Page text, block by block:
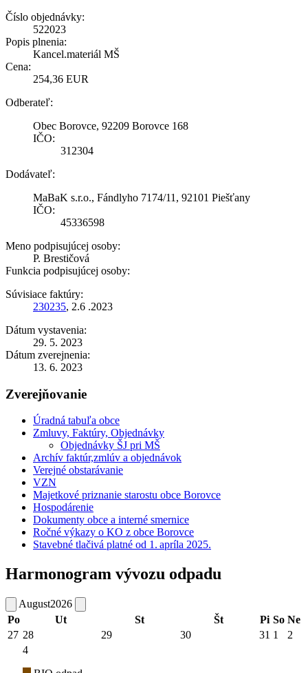
Číslo objednávky:
522023
Popis plnenia:
Kancel.materiál MŠ
Cena:
254,36 EUR
Odberateľ:
Obec Borovce, 92209 Borovce 168
IČO:
312304
Dodávateľ:
MaBaK s.r.o., Fándlyho 7174/11, 92101 Piešťany
IČO:
45336598
Meno podpisujúcej osoby:
P. Brestičová
Funkcia podpisujúcej osoby:
Súvisiace faktúry:
230235, 2.6 .2023
Dátum vystavenia:
29. 5. 2023
Dátum zverejnenia:
13. 6. 2023
Zverejňovanie
Úradná tabuľa obce
Zmluvy, Faktúry, Objednávky
Objednávky ŠJ pri MŠ
Archív faktúr,zmlúv a objednávok
Verejné obstarávanie
VZN
Majetkové priznanie starostu obce Borovce
Hospodárenie
Dokumenty obce a interné smernice
Ročné výkazy o KO z obce Borovce
Stavebné tlačivá platné od 1. apríla 2025.
Harmonogram vývozu odpadu
August2026
Po
Ut St Št Pi So Ne
27 28 29 30 31 1
2
4